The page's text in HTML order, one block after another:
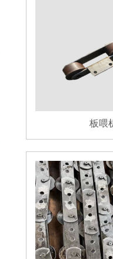
板喂